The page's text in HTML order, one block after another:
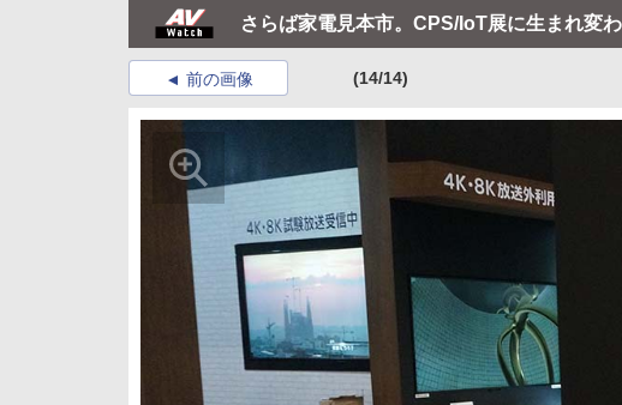
さらば家電見本市。CPS/IoT展に生まれ変
前の画像 (14/14)